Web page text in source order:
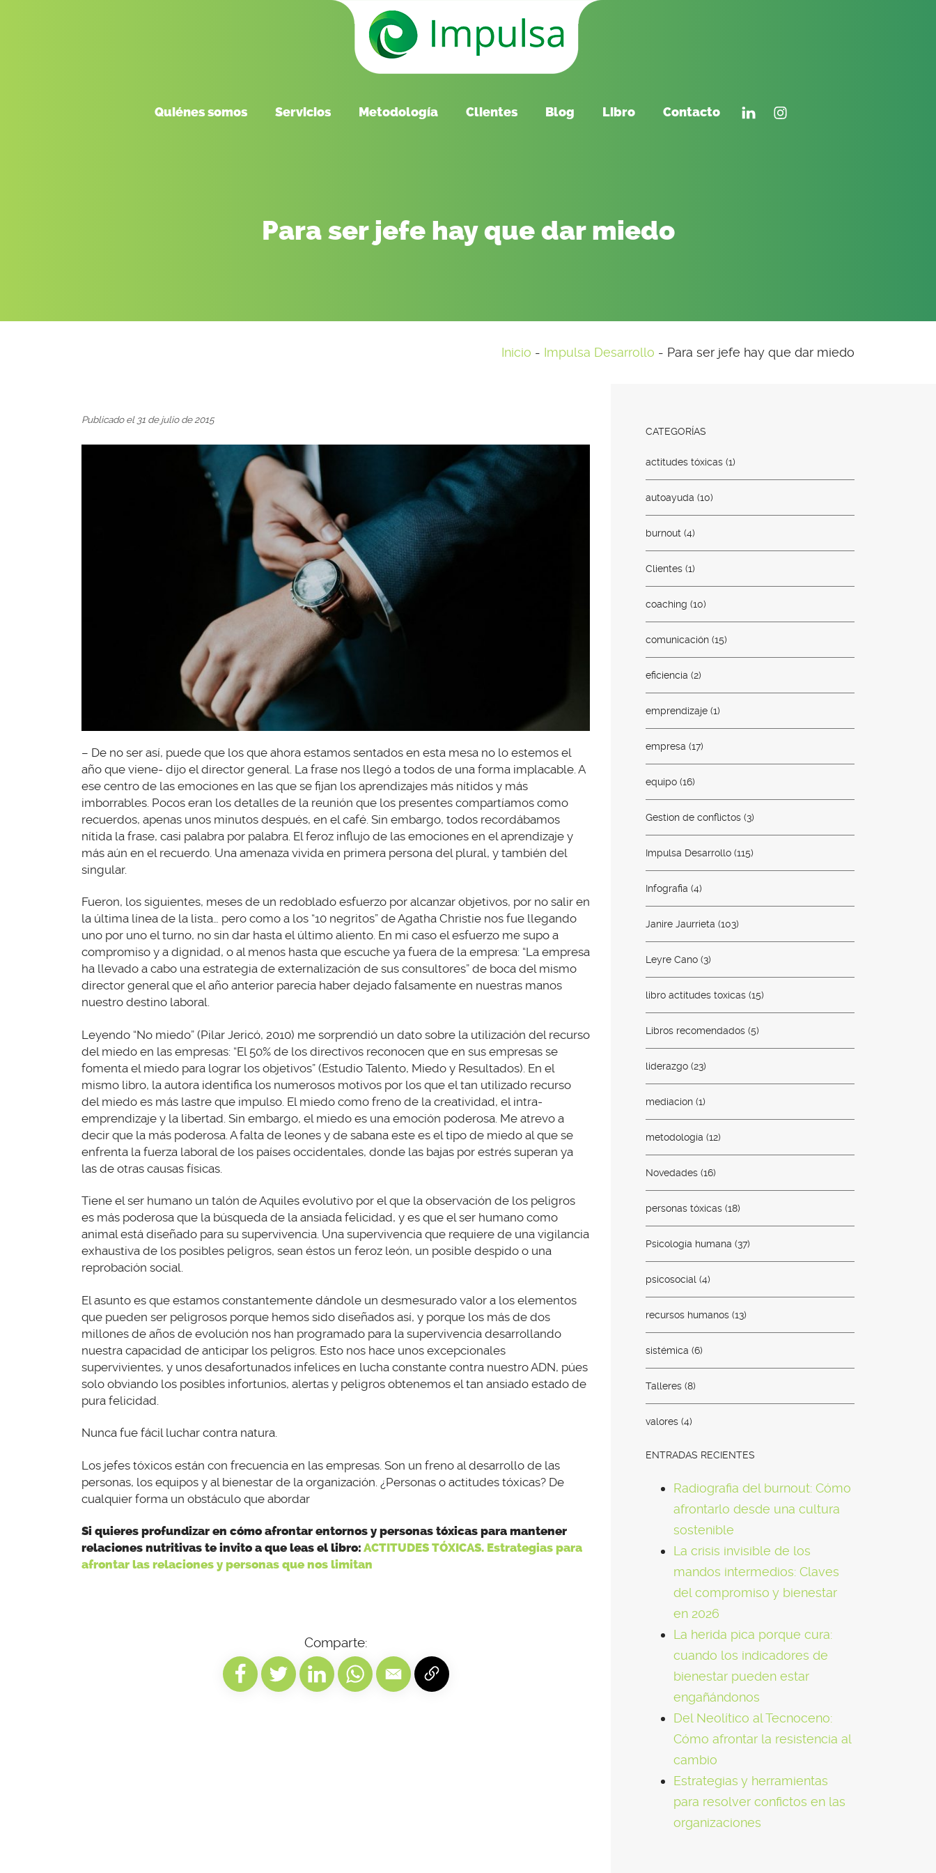
Quiénes somos Servicios Metodología Clientes Blog Libro Contacto
Para ser jefe hay que dar miedo
Inicio - Impulsa Desarrollo - Para ser jefe hay que dar miedo
Publicado el 31 de julio de 2015
– De no ser así, puede que los que ahora estamos sentados en esta mesa no lo estemos el
año que viene- dijo el director general. La frase nos llegó a todos de una forma implacable. A
ese centro de las emociones en las que se fijan los aprendizajes más nítidos y más
imborrables. Pocos eran los detalles de la reunión que los presentes compartíamos como
recuerdos, apenas unos minutos después, en el café. Sin embargo, todos recordábamos
nítida la frase, casi palabra por palabra. El feroz influjo de las emociones en el aprendizaje y
más aún en el recuerdo. Una amenaza vivida en primera persona del plural, y también del
singular.
Fueron, los siguientes, meses de un redoblado esfuerzo por alcanzar objetivos, por no salir en
la última línea de la lista… pero como a los “10 negritos” de Agatha Christie nos fue llegando
uno por uno el turno, no sin dar hasta el último aliento. En mi caso el esfuerzo me supo a
compromiso y a dignidad, o al menos hasta que escuche ya fuera de la empresa: “La empresa
ha llevado a cabo una estrategia de externalización de sus consultores” de boca del mismo
director general que el año anterior parecía haber dejado falsamente en nuestras manos
nuestro destino laboral.
Leyendo “No miedo” (Pilar Jericó, 2010) me sorprendió un dato sobre la utilización del recurso
del miedo en las empresas: “El 50% de los directivos reconocen que en sus empresas se
fomenta el miedo para lograr los objetivos” (Estudio Talento, Miedo y Resultados). En el
mismo libro, la autora identifica los numerosos motivos por los que el tan utilizado recurso
del miedo es más lastre que impulso. El miedo como freno de la creatividad, el intra-
emprendizaje y la libertad. Sin embargo, el miedo es una emoción poderosa. Me atrevo a
decir que la más poderosa. A falta de leones y de sabana este es el tipo de miedo al que se
enfrenta la fuerza laboral de los países occidentales, donde las bajas por estrés superan ya
las de otras causas físicas.
Tiene el ser humano un talón de Aquiles evolutivo por el que la observación de los peligros
es más poderosa que la búsqueda de la ansiada felicidad, y es que el ser humano como
animal está diseñado para su supervivencia. Una supervivencia que requiere de una vigilancia
exhaustiva de los posibles peligros, sean éstos un feroz león, un posible despido o una
reprobación social.
El asunto es que estamos constantemente dándole un desmesurado valor a los elementos
que pueden ser peligrosos porque hemos sido diseñados así, y porque los más de dos
millones de años de evolución nos han programado para la supervivencia desarrollando
nuestra capacidad de anticipar los peligros. Esto nos hace unos excepcionales
supervivientes, y unos desafortunados infelices en lucha constante contra nuestro ADN, púes
solo obviando los posibles infortunios, alertas y peligros obtenemos el tan ansiado estado de
pura felicidad.
Nunca fue fácil luchar contra natura.
Los jefes tóxicos están con frecuencia en las empresas. Son un freno al desarrollo de las
personas, los equipos y al bienestar de la organización. ¿Personas o actitudes tóxicas? De
cualquier forma un obstáculo que abordar
Si quieres profundizar en cómo afrontar entornos y personas tóxicas para mantener
relaciones nutritivas te invito a que leas el libro: ACTITUDES TÓXICAS. Estrategias para
afrontar las relaciones y personas que nos limitan
Comparte:
CATEGORÍAS
actitudes tóxicas (1)
autoayuda (10)
burnout (4)
Clientes (1)
coaching (10)
comunicación (15)
eficiencia (2)
emprendizaje (1)
empresa (17)
equipo (16)
Gestion de conflictos (3)
Impulsa Desarrollo (115)
Infografia (4)
Janire Jaurrieta (103)
Leyre Cano (3)
libro actitudes toxicas (15)
Libros recomendados (5)
liderazgo (23)
mediacion (1)
metodología (12)
Novedades (16)
personas tóxicas (18)
Psicología humana (37)
psicosocial (4)
recursos humanos (13)
sistémica (6)
Talleres (8)
valores (4)
ENTRADAS RECIENTES
Radiografia del burnout: Cómo
afrontarlo desde una cultura
sostenible
La crisis invisible de los
mandos intermedios: Claves
del compromiso y bienestar
en 2026
La herida pica porque cura:
cuando los indicadores de
bienestar pueden estar
engañándonos
Del Neolítico al Tecnoceno:
Cómo afrontar la resistencia al
cambio
Estrategias y herramientas
para resolver confictos en las
organizaciones